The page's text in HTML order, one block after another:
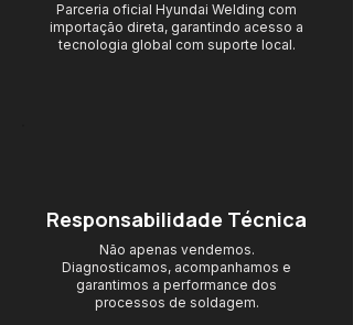
Parceria oficial Hyundai Welding com
importação direta, garantindo acesso a
tecnologia global com suporte local.
Responsabilidade Técnica
Não apenas vendemos.
Diagnosticamos, acompanhamos e
garantimos a performance dos
processos de soldagem.